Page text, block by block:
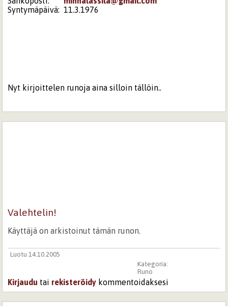
Syntymäpäivä: 11.3.1976
Nyt kirjoittelen runoja aina silloin tällöin..
Valehtelin!
Käyttäjä on arkistoinut tämän runon.
Luotu 14.10.2005
Kategoria:
Runo
Kirjaudu tai rekisteröidy kommentoidaksesi